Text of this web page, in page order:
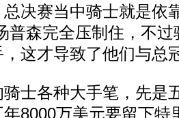
决赛当中骑士就是依
普森完全压制住，不
这才导致了他们与总
各种大手笔，先是
8000万美元要留下特